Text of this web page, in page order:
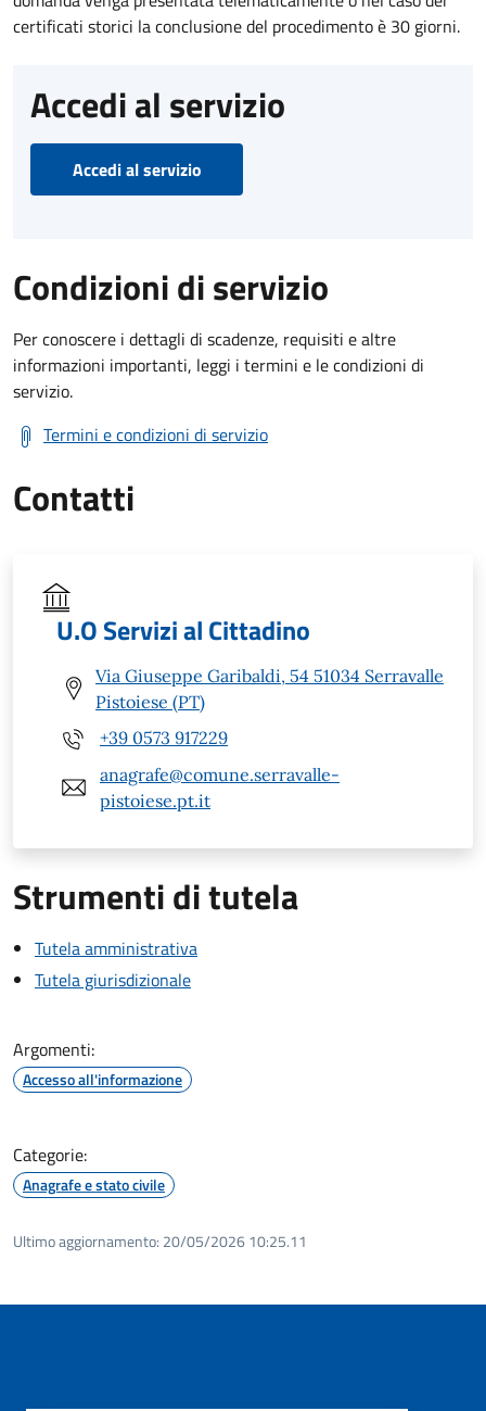
certificati storici la conclusione del procedimento è 30 giorni.
Accedi al servizio
Accedi al servizio
Condizioni di servizio
Per conoscere i dettagli di scadenze, requisiti e altre
informazioni importanti, leggi i termini e le condizioni di
servizio.
Termini e condizioni di servizio
Contatti
U.O Servizi al Cittadino
Via Giuseppe Garibaldi, 54 51034 Serravalle
Pistoiese (PT)
+39 0573 917229
anagrafe@comune.serravalle-
pistoiese.pt.it
Strumenti di tutela
Tutela amministrativa
Tutela giurisdizionale
Argomenti:
Accesso all'informazione
Categorie:
Anagrafe e stato civile
Ultimo aggiornamento: 20/05/2026 10:25.11